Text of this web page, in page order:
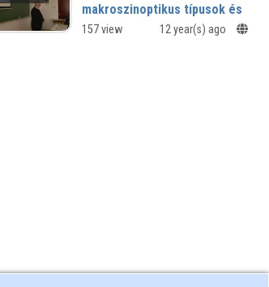
makroszinoptikus típusok és
a szombathelyi hallgatók
157 view 12 year(s) ago